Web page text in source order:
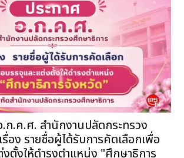
.ก.ค.ศ. สำนักงานปลัดกระทรวง
อง รายชื่อผู้ได้รับการคัดเลือกเพื่อ
งตั้งให้ดำรงตำแหน่ง "ศึกษาธิการ